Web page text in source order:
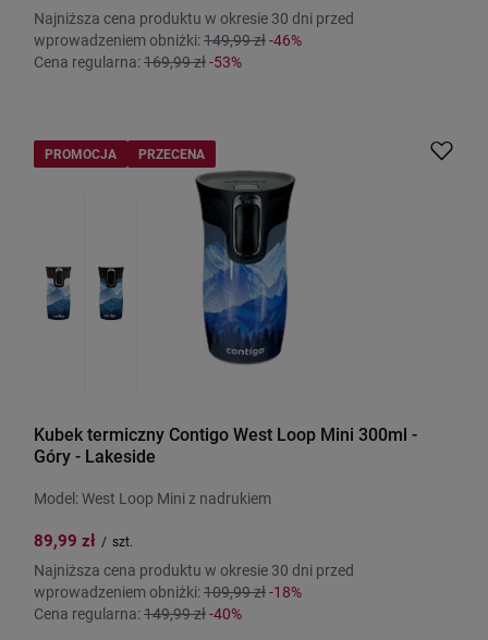
Najniższa cena produktu w okresie 30 dni przed
wprowadzeniem obniżki:149,99 zł-46%
Cena regularna:169,99 zł-53%
PROMOCJA PRZECENA
Kubek termiczny Contigo West Loop Mini 300ml -
Góry - Lakeside
Model: West Loop Mini z nadrukiem
89,99 zł / szt.
Najniższa cena produktu w okresie 30 dni przed
wprowadzeniem obniżki:109,99 zł-18%
Cena regularna:149,99 zł-40%